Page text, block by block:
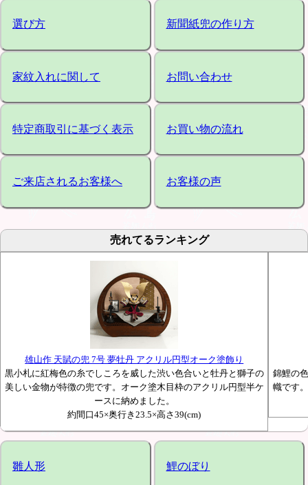
選び方 新聞紙兜の作り方
家紋入れに関して お問い合わせ
特定商取引に基づく表示 お買い物の流れ
ご来店されるお客様へ お客様の声
売れてるランキング
雄山作 天賦の兜 7号 夢牡丹 アクリル円型オーク塗飾り
黒小札に紅梅色の糸でしころを威した渋い色合いと牡丹と獅子の
美しい金物が特徴の兜です。オーク塗木目枠のアクリル円型半ケ
ースに納めました。
約間口45×奥行き23.5×高さ39(cm)
錦鯉の
幟です
雛人形 鯉のぼり